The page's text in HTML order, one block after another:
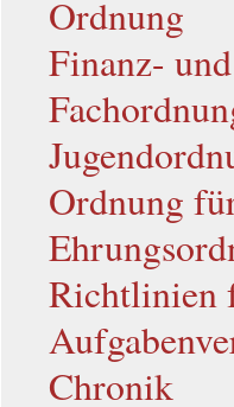
Ordnung
Finanz-
Ordnung
Richtlinien
Chronik